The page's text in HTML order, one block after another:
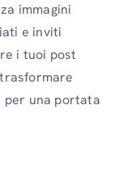
immagini
e inviti
i tuoi post
per una portata